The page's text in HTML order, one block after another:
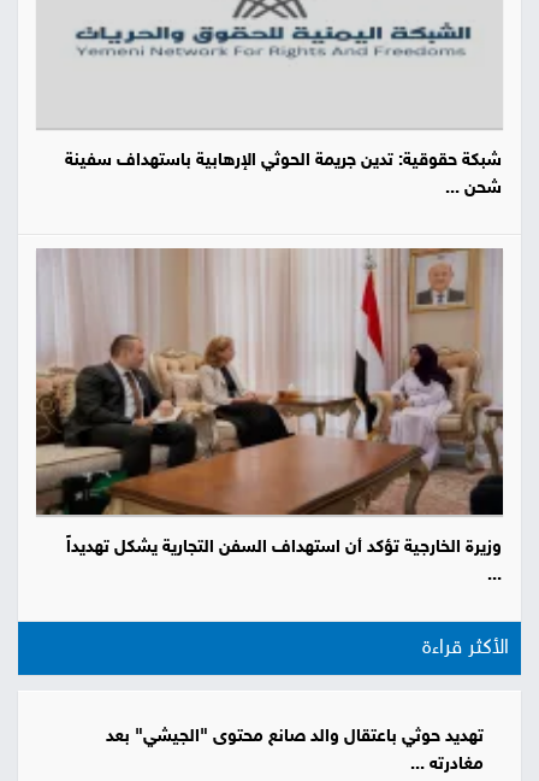
شبكة حقوقية: تدين جريمة الحوثي الإرهابية باستهداف سفينة
شحن ...
وزيرة الخارجية تؤكد أن استهداف السفن التجارية يشكل تهديداً
...
الأكثر قراءة
تهديد حوثي باعتقال والد صانع محتوى "الجيشي" بعد
مغادرته ...